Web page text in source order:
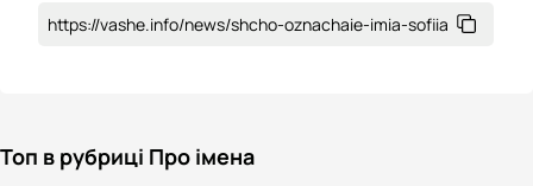
https://vashe.info/news/shcho-oznachaie-imia-sofiia
Топ в рубриці Про імена